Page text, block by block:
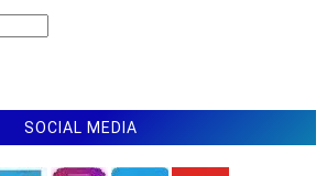
SOCIAL MEDIA